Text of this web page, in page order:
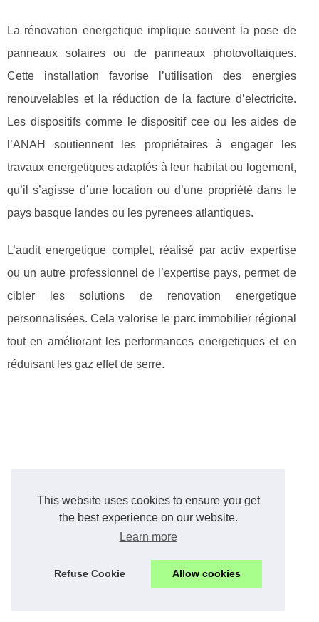
This website uses cookies to ensure you get
the best experience on our website.
Learn more
Refuse Cookie Allow cookies
La rénovation energetique implique souvent la pose de
panneaux solaires ou de panneaux photovoltaiques.
Cette installation favorise l’utilisation des energies
renouvelables et la réduction de la facture d’electricite.
Les dispositifs comme le dispositif cee ou les aides de
l’ANAH soutiennent les propriétaires à engager les
travaux energetiques adaptés à leur habitat ou logement,
qu’il s’agisse d’une location ou d’une propriété dans le
pays basque landes ou les pyrenees atlantiques.
L’audit energetique complet, réalisé par activ expertise
ou un autre professionnel de l’expertise pays, permet de
cibler les solutions de renovation energetique
personnalisées. Cela valorise le parc immobilier régional
tout en améliorant les performances energetiques et en
réduisant les gaz effet de serre.